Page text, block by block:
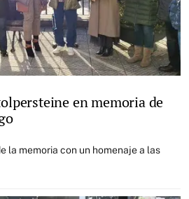
en memoria de
la memoria con un homenaje a las